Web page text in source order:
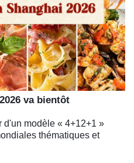
va bientôt
d'un modèle « 4+12+1 »
thématiques et